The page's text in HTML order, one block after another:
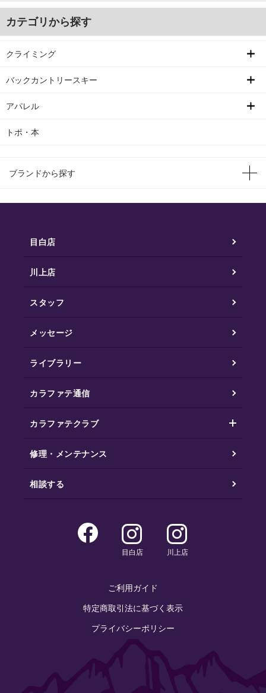
カテゴリから探す
クライミング
バックカントリースキー
アパレル
トポ・本
ブランドから探す
目白店
川上店
スタッフ
メッセージ
ライブラリー
カラファテ通信
カラファテクラブ
修理・メンテナンス
相談する
目白店 川上店
ご利用ガイド
特定商取引法に基づく表示
プライバシーポリシー